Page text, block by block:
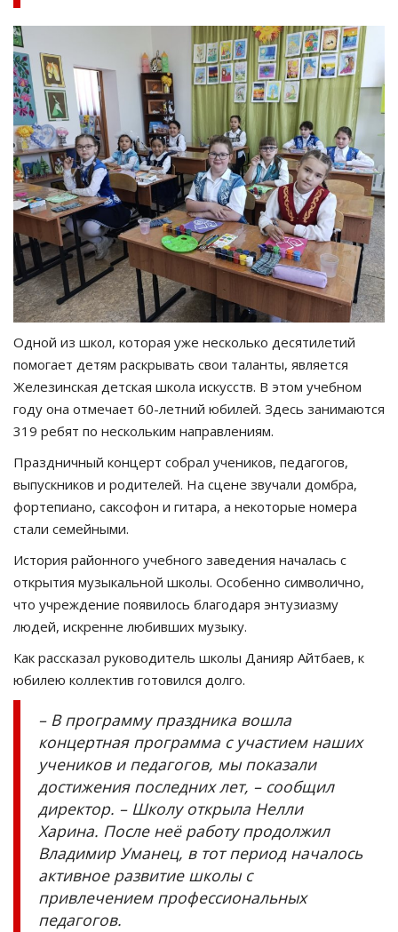
Одной из школ, которая уже несколько десятилетий
помогает детям раскрывать свои таланты, является
Железинская детская школа искусств. В этом учебном
году она отмечает 60-летний юбилей. Здесь занимаются
319 ребят по нескольким направлениям.
Праздничный концерт собрал учеников, педагогов,
выпускников и родителей. На сцене звучали домбра,
фортепиано, саксофон и гитара, а некоторые номера
стали семейными.
История районного учебного заведения началась с
открытия музыкальной школы. Особенно символично,
что учреждение появилось благодаря энтузиазму
людей, искренне любивших музыку.
Как рассказал руководитель школы Данияр Айтбаев, к
юбилею коллектив готовился долго.
– В программу праздника вошла
концертная программа с участием наших
учеников и педагогов, мы показали
достижения последних лет, – сообщил
директор. – Школу открыла Нелли
Харина. После неё работу продолжил
Владимир Уманец, в тот период началось
активное развитие школы с
привлечением профессиональных
педагогов.